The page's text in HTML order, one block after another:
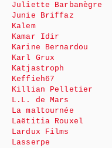
Juliette Barbanègre
Junie Briffaz
Kalem
Kamar Idir
Karine Bernardou
Karl Grux
Katjastroph
Keffieh67
Killian Pelletier
L.L. de Mars
La maltournée
Laëtitia Rouxel
Lardux Films
Lasserpe